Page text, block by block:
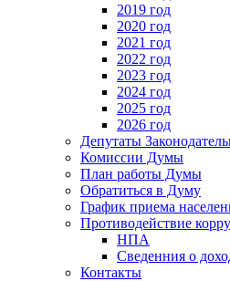
2019 год
2020 год
2021 год
2022 год
2023 год
2024 год
2025 год
2026 год
Депутаты
Комиссии Думы
План работы Думы
Обратиться в Думу
График приема
Противодействие
НПА
Сведенния о
Контакты